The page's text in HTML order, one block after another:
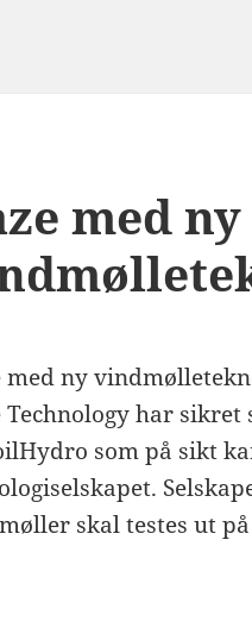
med ny
med ny
Technology har
som på sikt
skal testes ut